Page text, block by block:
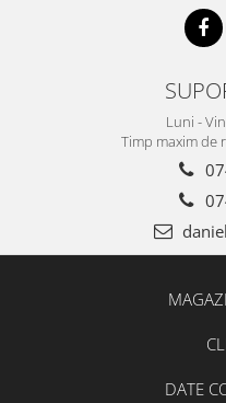
Luni -
Timp maxim de
DATE